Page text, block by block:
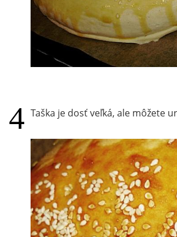
Taška je dosť veľká, ale môžete